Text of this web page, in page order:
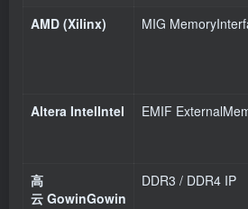
AMD (Xilinx)
MIG
Altera IntelIntel EMIF
高
云 GowinGowin
DDR3 / DDR4 IP